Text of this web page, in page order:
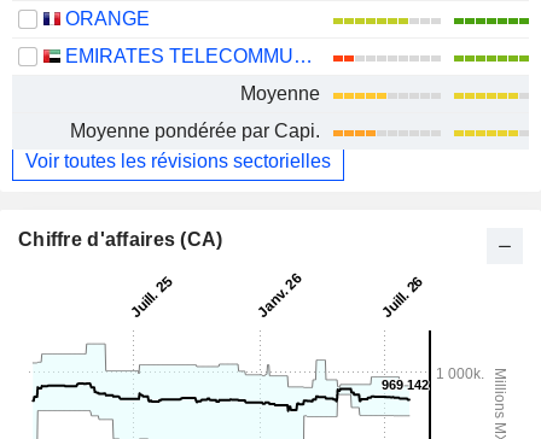
ORANGE
EMIRATES TELECOMMUNICATIONS GROUP COMPANY
Moyenne
Moyenne pondérée par Capi.
Voir toutes les révisions sectorielles
Chiffre d'affaires (CA)